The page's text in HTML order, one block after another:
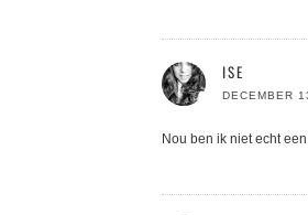
ISE
DECEMBER
Nou ben ik niet echt